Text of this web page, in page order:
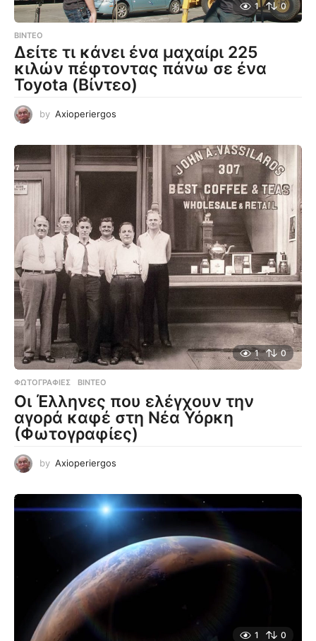
1 0
ΒΊΝΤΕΟ
Δείτε τι κάνει ένα μαχαίρι 225
κιλών πέφτοντας πάνω σε ένα
Toyota (Βίντεο)
by Axioperiergos
1 0
ΦΩΤΟΓΡΑΦΊΕΣ ,ΒΊΝΤΕΟ
Οι Έλληνες που ελέγχουν την
αγορά καφέ στη Νέα Υόρκη
(Φωτογραφίες)
by Axioperiergos
1 0